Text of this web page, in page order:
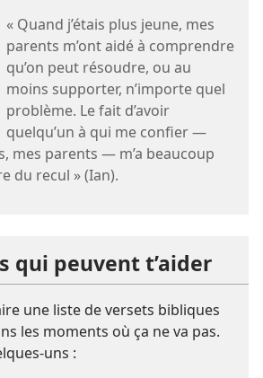
« Quand j’étais plus jeune, mes
parents m’ont aidé à comprendre
qu’on peut résoudre, ou au
moins supporter, n’importe quel
problème. Le fait d’avoir
quelqu’un à qui me confier —
mes parents — m’a beaucoup
du recul » (Ian).
qui peuvent t’aider
une liste de versets bibliques
les moments où ça ne va pas.
uns :